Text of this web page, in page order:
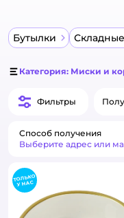
Бутылки
Категория: Миски и
Фильтры
Способ получения
Выберите адрес или